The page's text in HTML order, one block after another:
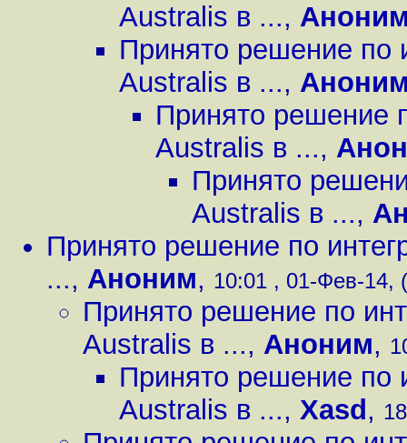
Australis в ...,
Принято решение по
Australis в ...,
Принято решение
Australis в ...,
Принято
Australis в ...,
Принято решение по
..., Аноним, 10:01 , 01-Фев-14,
Принято решение по
Australis в ..., Аноним,
Принято решение по
Australis в ..., Xasd ,